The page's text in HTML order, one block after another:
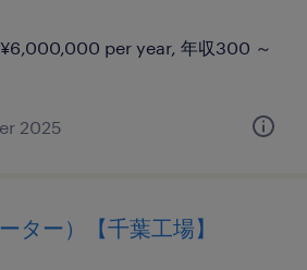
per year, 年収300 ～
2025
ター）【千葉工場】